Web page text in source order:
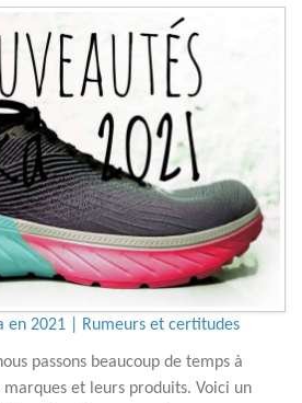
en 2021 | Rumeurs et certitudes
passons beaucoup de temps à
et leurs produits. Voici un